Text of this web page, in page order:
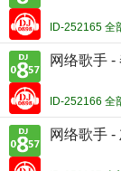
ID-252165 全
网络歌手 -
ID-252166 全
网络歌手 -